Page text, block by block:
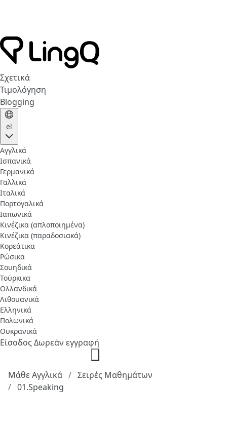
Σχετικά
Τιμολόγηση
Blogging
el
Αγγλικά
Ισπανικά
Γερμανικά
Γαλλικά
Ιταλικά
Πορτογαλικά
Ιαπωνικά
Κινέζικα (απλοποιημένα)
Κινέζικα (παραδοσιακά)
Κορεάτικα
Ρώσικα
Σουηδικά
Τούρκικα
Ολλανδικά
Λιθουανικά
Ελληνικά
Πολωνικά
Ουκρανικά
ΕίσοδοςΔωρεάν εγγραφή
Μάθε Αγγλικά
Σειρές Μαθημάτων
01.Speaking